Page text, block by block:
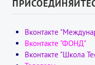
Вконтакте
Вконтакте "ФОНД"
Вконтакте "Школа